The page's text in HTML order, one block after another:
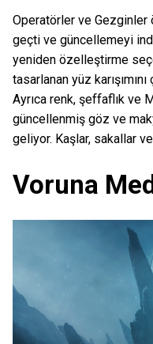
Operatörler ve
geçti ve güncellemeyi
yeniden özelleştirme
tasarlanan yüz
Ayrıca renk, şeffaflık ve
güncellenmiş göz ve
geliyor. Kaşlar, sakallar
Voruna